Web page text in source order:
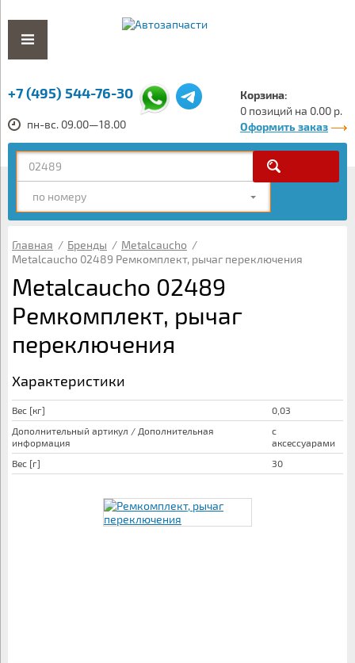
+7 (495) 544-76-30
пн-вс. 09.00—18.00
Корзина:
0 позиций на 0.00 р.
Оформить заказ
по номеру
Главная / Бренды / Metalcaucho /
Metalcaucho 02489 Ремкомплект, рычаг переключения
Metalcaucho 02489
Ремкомплект, рычаг
переключения
Характеристики
Вес [кг]
0,03
Дополнительный артикул / Дополнительная
информация
с
аксессуарами
Вес [г]
30